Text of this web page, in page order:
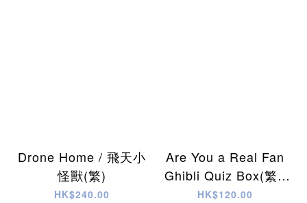
Drone Home / 飛天小
怪獸(繁)
HK$240.00
Are You a Real Fan
Ghibli Quiz Box(繁)/
集合啦!吉卜力大挑戰
HK$120.00